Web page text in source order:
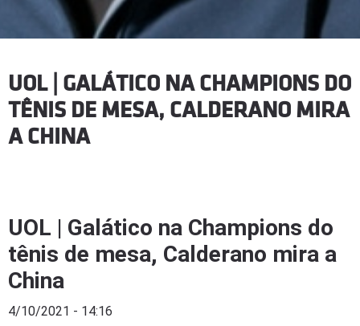
UOL | GALÁTICO NA CHAMPIONS DO
TÊNIS DE MESA, CALDERANO MIRA
A CHINA
UOL | Galático na Champions do
tênis de mesa, Calderano mira a
China
4/10/2021 - 14:16